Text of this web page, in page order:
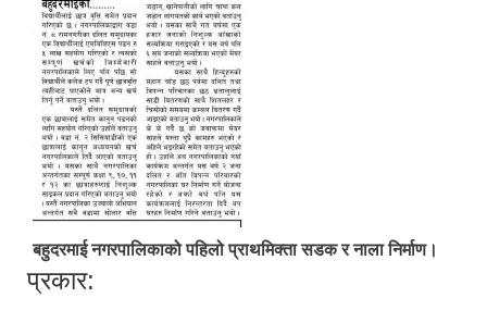
बहुदरमाई नगरपालिकाको पहिलो प्राथमिक्ता सडक र नाला निर्माण।
प्रकार: